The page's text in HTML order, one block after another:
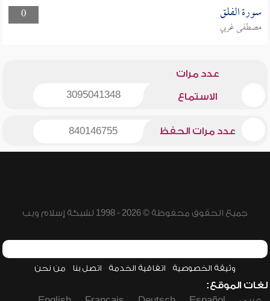
0
سورة الفلق
مصطفى غربي
عدد مرات
الاستماع 3095041348
عدد مرات الحفظ 840146755
جميع الحقوق محفوظة © 2026 - 1998 لشبكة إسلام ويب
وثيقة الخصوصية اتفاقية الخدمة اتصل بنا من نحن
لغات الموقع: